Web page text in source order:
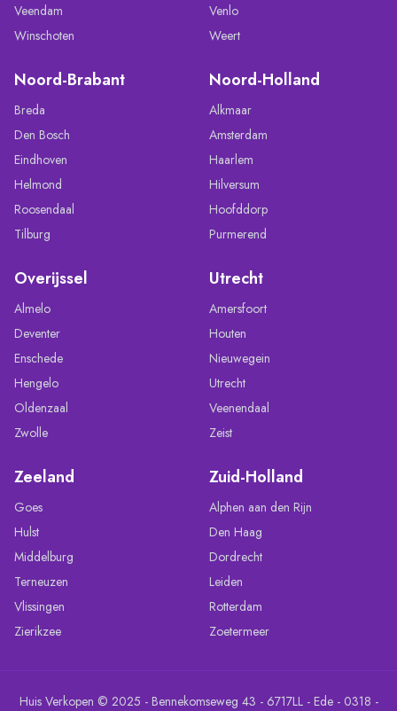
Veendam
Winschoten
Venlo
Weert
Noord-Brabant
Breda
Den Bosch
Eindhoven
Helmond
Roosendaal
Tilburg
Noord-Holland
Alkmaar
Amsterdam
Haarlem
Hilversum
Hoofddorp
Purmerend
Overijssel
Almelo
Deventer
Enschede
Hengelo
Oldenzaal
Zwolle
Utrecht
Amersfoort
Houten
Nieuwegein
Utrecht
Veenendaal
Zeist
Zeeland
Goes
Hulst
Middelburg
Terneuzen
Vlissingen
Zierikzee
Zuid-Holland
Alphen aan den Rijn
Den Haag
Dordrecht
Leiden
Rotterdam
Zoetermeer
Huis Verkopen © 2025 - Bennekomseweg 43 - 6717LL - Ede - 0318 -